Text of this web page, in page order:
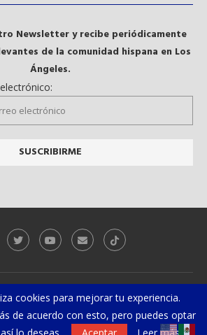
Newsletter y recibe periódicamente
de la comunidad hispana en Los
Ángeles.
Galeria Videos
reservados. Diseñado y desarrollado porEl
Gurú Geek
cookies para mejorar tu experiencia.
de acuerdo con esto, pero puedes optar